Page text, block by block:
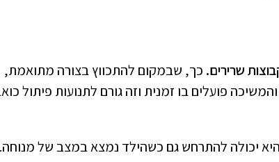
שרירים. כך, שבמקום להתכווץ בצורה מתואמת,
פועלים בו זמנית וזה גורם לתנועות פיתול
יכולה להתרחש גם כשהילד נמצא במצב של מנוחה.